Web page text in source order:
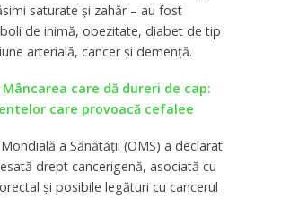
saturate și zahăr – au fost
de inimă, obezitate, diabet de tip
arterială, cancer și demență.
Mâncarea care dă dureri de cap:
care provoacă cefalee
a Sănătății (OMS) a declarat
drept cancerigenă, asociată cu
și posibile legături cu cancerul